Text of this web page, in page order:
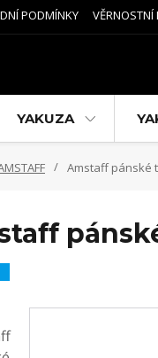
PODMÍNKY VĚRNOSTNÍ
YAKUZA
Amstaff pánské